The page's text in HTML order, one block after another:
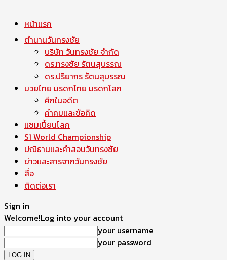
หน้าแรก
ตำนานวันทรงชัย
บริษัท วันทรงชัย จำกัด
ดร.ทรงชัย รัตนสุบรรณ
ดร.ปริยากร รัตนสุบรรณ
มวยไทย มรดกไทย มรดกโลก
ศึกในอดีต
คำคมและข้อคิด
แชมเปี้ยนโลก
S1 World Championship
ปณิธานและคำสอนวันทรงชัย
ข่าวและสารจากวันทรงชัย
สื่อ
ติดต่อเรา
Sign in
Welcome!Log into your account
your username
your password